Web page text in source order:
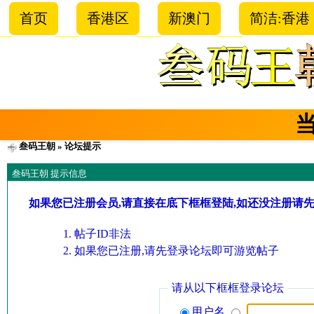
首页 香港区 新澳门 简洁:香港
叁码王朝 » 论坛提示
叁码王朝 提示信息
如果您已注册会员,请直接在底下框框登陆,如还没注册请
帖子ID非法
如果您已注册,请先登录论坛即可游览帖子
请从以下框框登录论坛
用户名